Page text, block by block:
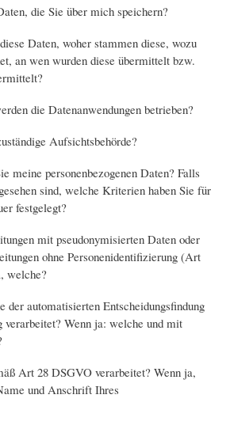
die Sie über mich speichern?
Daten, woher stammen diese, wozu
an wen wurden diese übermittelt bzw.
die Datenanwendungen betrieben?
Aufsichtsbehörde?
meine personenbezogenen Daten? Falls
sind, welche Kriterien haben Sie für
festgelegt?
mit pseudonymisierten Daten oder
ohne Personenidentifizierung (Art
welche?
der automatisierten Entscheidungsfindung
Wenn ja: welche und mit
Art 28 DSGVO verarbeitet? Wenn ja,
und Anschrift Ihres